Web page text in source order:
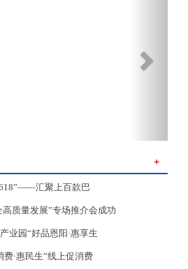
＋
汇聚上百款巴
质量发展”专场推介会成功
业园“好品恩阳·惠享生
费·惠民生”线上促消费